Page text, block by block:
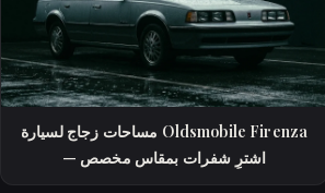
مساحات زجاج لسيارة Oldsmobile Firenza
— اشترِ شفرات بمقاس مخصص